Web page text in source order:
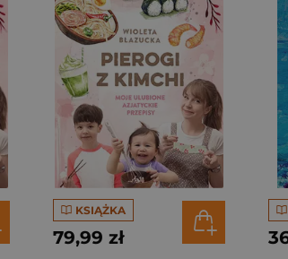
KSIĄŻKA
79,99 zł